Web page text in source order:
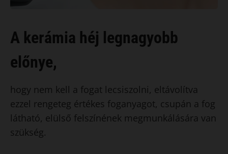
A kerámia héj legnagyobb
előnye,
hogy nem kell a fogat lecsiszolni, eltávolítva
ezzel rengeteg értékes foganyagot, csupán a fog
látható, elülső felszínének megmunkálására van
szükség.